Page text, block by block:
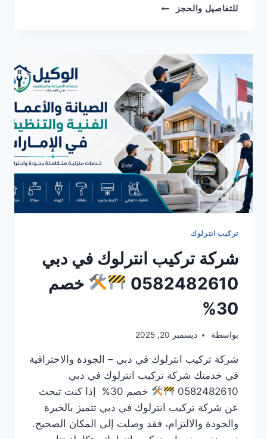
للتفاصيل والحجز
شركة
الشارقة
0582482610
خصم
30%
تركيب انترلوك
شركة تركيب انترلوك في دبي
0582482610
خصم
30%
بواسطة ديسمبر 20, 2025
شركة تركيب انترلوك في دبي – الجودة والاحترافية
في خدمتك شركة تركيب انترلوك في دبي
0582482610
خصم 30% إذا كنت تبحث
عن شركة تركيب انترلوك في دبي تتميز بالخبرة
والجودة والالتزام، فقد وصلت إلى المكان الصحيح.